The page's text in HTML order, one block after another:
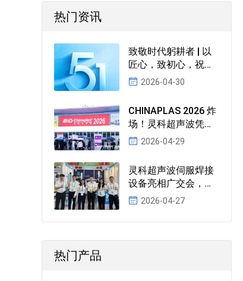
热门资讯
致敬时代躬耕者 | 以
匠心，致初心，祝全
体劳动者节日快乐！
2026-04-30
CHINAPLAS 2026 炸
场！灵科超声波凭啥
让全球
2026-04-29
灵科超声波伺服焊接
设备亮相广交会，彰
显智能焊接领先实力
2026-04-27
热门产品